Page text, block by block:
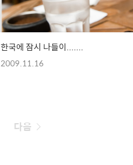
한국에 잠시 나들이.......
2009.11.16
다음